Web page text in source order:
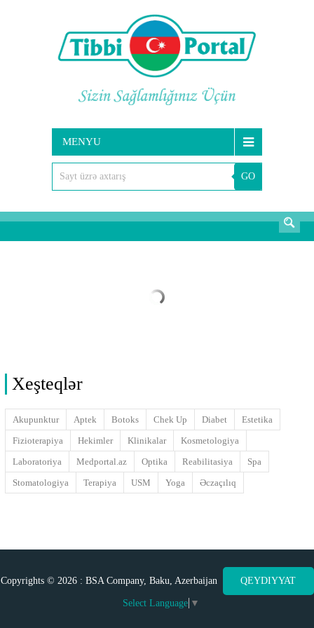
MENYU
GO
AXTARIŞ
Xeşteqlər
Akupunktur Aptek Botoks Chek Up Diabet
Estetika
Fizioterapiya
Hekimler Klinikalar
Kosmetologiya
Laboratoriya
Medportal.az Optika Reabilitasiya
Spa
Stomatologiya
Terapiya USM Yoga Əczaçılıq
Copyrights © 2026 : BSA Company, Baku, Azerbaijan QEYDIYYAT
Select Language ▼